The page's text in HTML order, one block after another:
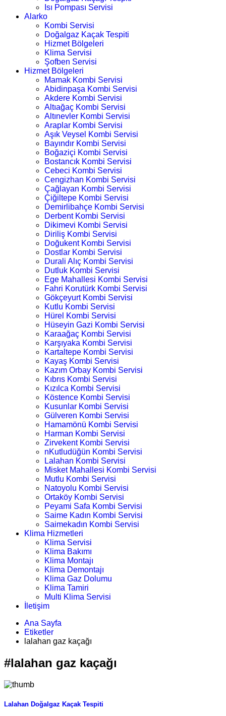
Isı Pompası Servisi
Alarko
Kombi Servisi
Doğalgaz Kaçak Tespiti
Hizmet Bölgeleri
Klima Servisi
Şofben Servisi
Hizmet Bölgeleri
Mamak Kombi Servisi
Abidinpaşa Kombi Servisi
Akdere Kombi Servisi
Altıağaç Kombi Servisi
Altınevler Kombi Servisi
Araplar Kombi Servisi
Aşık Veysel Kombi Servisi
Bayındır Kombi Servisi
Boğaziçi Kombi Servisi
Bostancık Kombi Servisi
Cebeci Kombi Servisi
Cengizhan Kombi Servisi
Çağlayan Kombi Servisi
Çiğiltepe Kombi Servisi
Demirlibahçe Kombi Servisi
Derbent Kombi Servisi
Dikimevi Kombi Servisi
Diriliş Kombi Servisi
Doğukent Kombi Servisi
Dostlar Kombi Servisi
Durali Alıç Kombi Servisi
Dutluk Kombi Servisi
Ege Mahallesi Kombi Servisi
Fahri Korutürk Kombi Servisi
Gökçeyurt Kombi Servisi
Kutlu Kombi Servisi
Hürel Kombi Servisi
Hüseyin Gazi Kombi Servisi
Karaağaç Kombi Servisi
Karşıyaka Kombi Servisi
Kartaltepe Kombi Servisi
Kayaş Kombi Servisi
Kazım Orbay Kombi Servisi
Kıbrıs Kombi Servisi
Kızılca Kombi Servisi
Köstence Kombi Servisi
Kusunlar Kombi Servisi
Gülveren Kombi Servisi
Hamamönü Kombi Servisi
Harman Kombi Servisi
Zirvekent Kombi Servisi
nKutludüğün Kombi Servisi
Lalahan Kombi Servisi
Misket Mahallesi Kombi Servisi
Mutlu Kombi Servisi
Natoyolu Kombi Servisi
Ortaköy Kombi Servisi
Peyami Safa Kombi Servisi
Saime Kadın Kombi Servisi
Saimekadın Kombi Servisi
Klima Hizmetleri
Klima Servisi
Klima Bakımı
Klima Montajı
Klima Demontajı
Klima Gaz Dolumu
Klima Tamiri
Multi Klima Servisi
İletişim
Ana Sayfa
Etiketler
lalahan gaz kaçağı
#lalahan gaz kaçağı
Lalahan Doğalgaz Kaçak Tespiti